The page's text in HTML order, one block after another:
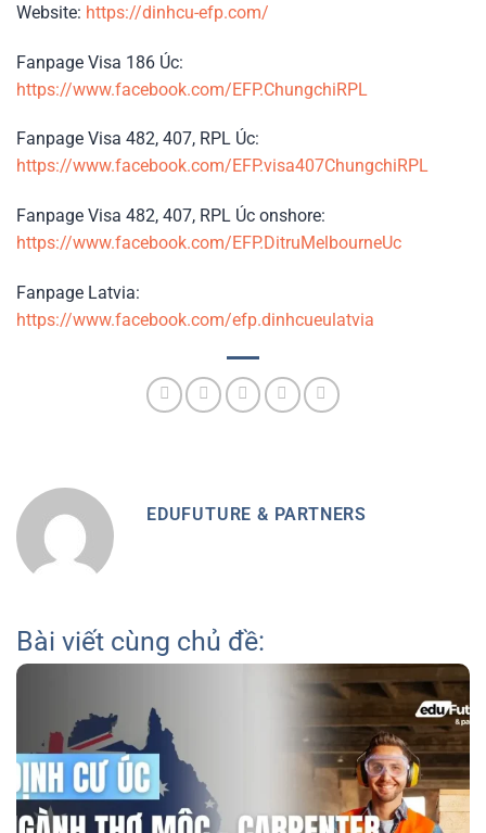
Website: https://dinhcu-efp.com/
Fanpage Visa 186 Úc:
https://www.facebook.com/EFP.ChungchiRPL
Fanpage Visa 482, 407, RPL Úc:
https://www.facebook.com/EFP.visa407ChungchiRPL
Fanpage Visa 482, 407, RPL Úc onshore:
https://www.facebook.com/EFP.DitruMelbourneUc
Fanpage Latvia:
https://www.facebook.com/efp.dinhcueulatvia
EDUFUTURE & PARTNERS
Bài viết cùng chủ đề: